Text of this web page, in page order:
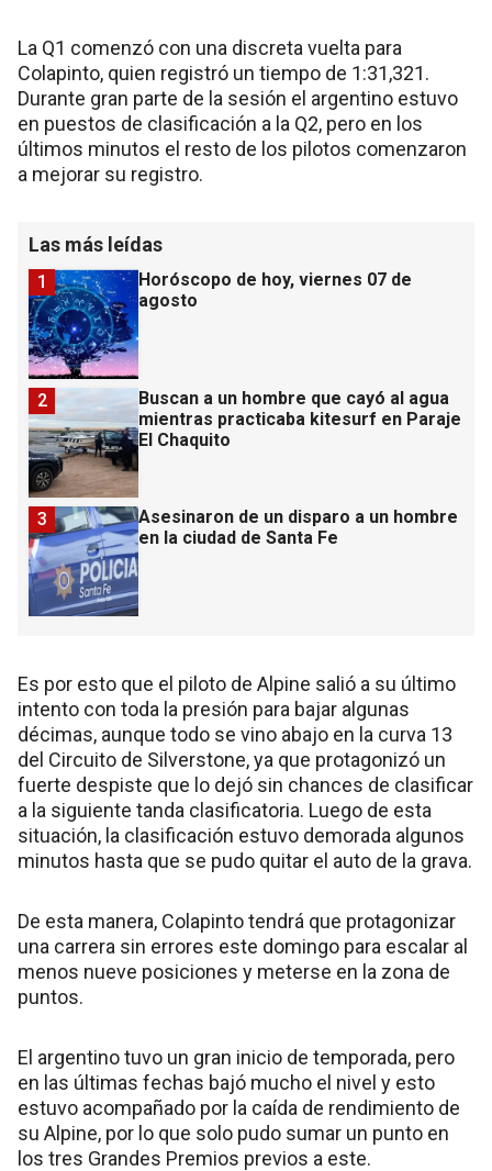
La Q1 comenzó con una discreta vuelta para
Colapinto, quien registró un tiempo de 1:31,321.
Durante gran parte de la sesión el argentino estuvo
en puestos de clasificación a la Q2, pero en los
últimos minutos el resto de los pilotos comenzaron
a mejorar su registro.
Las más leídas
Horóscopo de hoy, viernes 07 de
agosto
1
Buscan a un hombre que cayó al agua
mientras practicaba kitesurf en Paraje
El Chaquito
2
Asesinaron de un disparo a un hombre
en la ciudad de Santa Fe
3
Es por esto que el piloto de Alpine salió a su último
intento con toda la presión para bajar algunas
décimas, aunque todo se vino abajo en la curva 13
del Circuito de Silverstone, ya que protagonizó un
fuerte despiste que lo dejó sin chances de clasificar
a la siguiente tanda clasificatoria. Luego de esta
situación, la clasificación estuvo demorada algunos
minutos hasta que se pudo quitar el auto de la grava.
De esta manera, Colapinto tendrá que protagonizar
una carrera sin errores este domingo para escalar al
menos nueve posiciones y meterse en la zona de
puntos.
El argentino tuvo un gran inicio de temporada, pero
en las últimas fechas bajó mucho el nivel y esto
estuvo acompañado por la caída de rendimiento de
su Alpine, por lo que solo pudo sumar un punto en
los tres Grandes Premios previos a este.